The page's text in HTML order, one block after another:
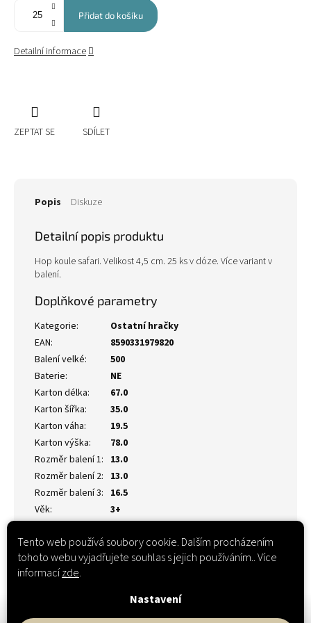
Tento web používá soubory cookie. Dalším procházením
tohoto webu vyjadřujete souhlas s jejich používáním.. Více
informacízde.
Nastavení
Přidat do košíku
Detailní informace
ZEPTAT SE SDÍLET
Popis Diskuze
Detailní popis produktu
Hop koule safari. Velikost 4,5 cm. 25 ks v dóze. Více variant v
balení.
Doplňkové parametry
Kategorie:
Ostatní hračky
EAN:
8590331979820
Balení velké:
500
Baterie:
NE
Karton délka:
67.0
Karton šířka:
35.0
Karton váha:
19.5
Karton výška:
78.0
Rozměr balení 1: 13.0
Rozměr balení 2: 13.0
Rozměr balení 3: 16.5
Věk: 3+